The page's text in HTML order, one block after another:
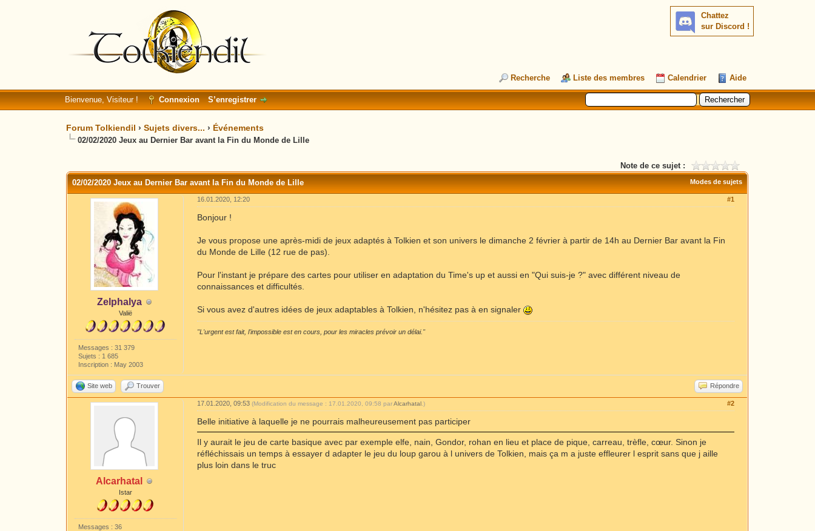
Chattez
sur Discord !
Recherche Liste des membres Calendrier Aide
Bienvenue, Visiteur ! Connexion S’enregistrer
Forum Tolkiendil ›Sujets divers... › Événements
02/02/2020 Jeux au Dernier Bar avant la Fin du Monde de Lille
Note de ce sujet :
Modes de sujets
02/02/2020 Jeux au Dernier Bar avant la Fin du Monde de Lille
Zelphalya
Valië
Messages : 31 379
Sujets : 1 685
Inscription : May 2003
#1
16.01.2020, 12:20
Bonjour !
Je vous propose une après-midi de jeux adaptés à Tolkien et son univers le dimanche 2 février à partir de 14h au Dernier Bar avant la Fin
du Monde de Lille (12 rue de pas).
Pour l'instant je prépare des cartes pour utiliser en adaptation du Time's up et aussi en "Qui suis-je ?" avec différent niveau de
connaissances et difficultés.
Si vous avez d'autres idées de jeux adaptables à Tolkien, n'hésitez pas à en signaler
"L'urgent est fait, l'impossible est en cours, pour les miracles prévoir un délai."
Site web Trouver Répondre
Alcarhatal
Istar
Messages : 36
#2
17.01.2020, 09:53(Modification du message : 17.01.2020, 09:58 parAlcarhatal .)
Belle initiative à laquelle je ne pourrais malheureusement pas participer
Il y aurait le jeu de carte basique avec par exemple elfe, nain, Gondor, rohan en lieu et place de pique, carreau, trèfle, cœur. Sinon je
réfléchissais un temps à essayer d adapter le jeu du loup garou à l univers de Tolkien, mais ça m a juste effleurer l esprit sans que j aille
plus loin dans le truc